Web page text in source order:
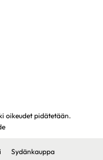
oikeudet pidätetään.
Sydänkauppa